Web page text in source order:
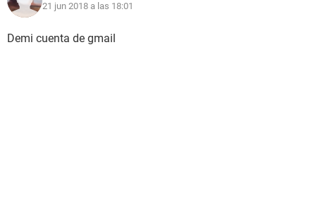
21 jun 2018 a las 18:01
Demi cuenta de gmail